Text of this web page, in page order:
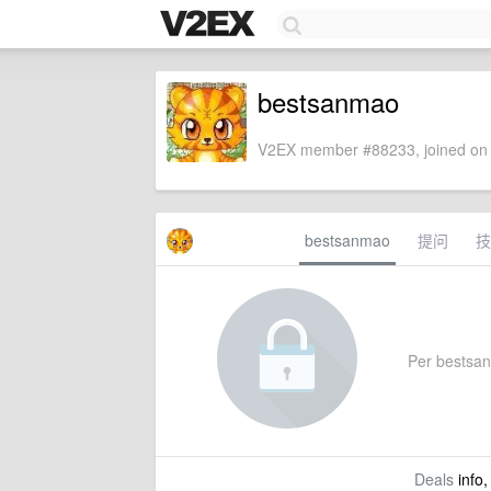
bestsanmao
V2EX member #88233, joined
bestsanmao 提问
Per
Dealsinfo,